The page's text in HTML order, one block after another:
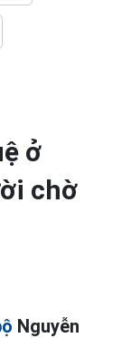
ở
chờ
Nguyễn